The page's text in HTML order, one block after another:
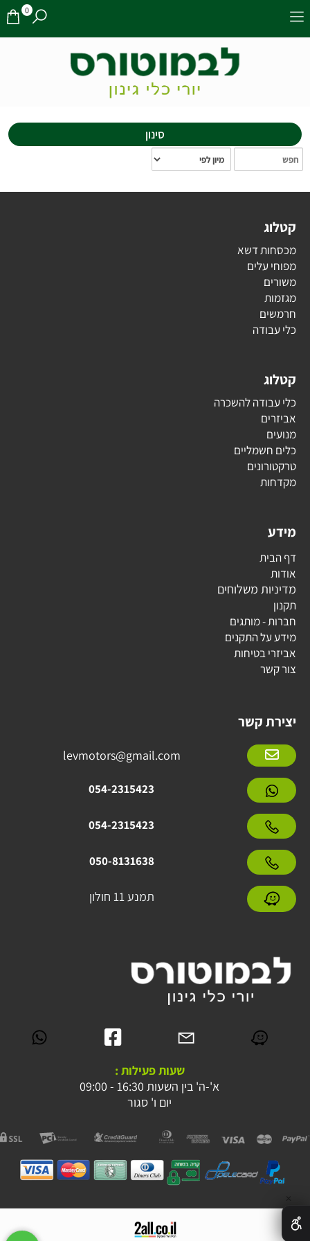
0
סינון
קטלוג
מכסחות דשא
מפוחי עלים
משורים
מגזמות
חרמשים
כלי עבודה
קטלוג
כלי עבודה להשכרה
אביזרים
מנועים
כלים חשמליים
טרקטורונים
מקדחות
מידע
דף הבית
אודות
מדיניות משלוחים
תקנון
חברות - מותגים
מידע על התקנים
אביזרי בטיחות
צור קשר
יצירת קשר
levmotors@gmail.com
054-2315423
054-2315423
050-8131638
תמנע 11 חולון
שעות פעילות :
א'-ה' בין השעות 16:30 - 09:00
יום ו' סגור